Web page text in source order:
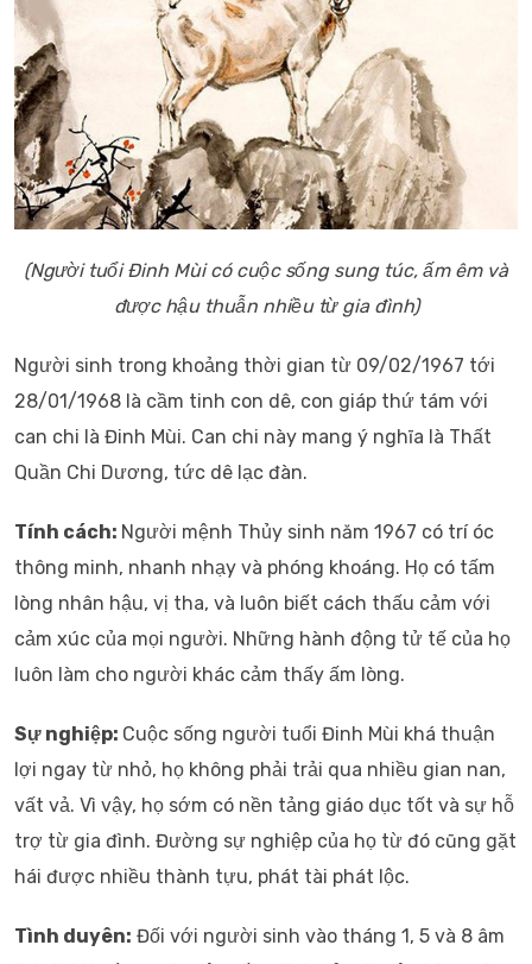
(Người tuổi Đinh Mùi có cuộc sống sung túc, ấm êm và
được hậu thuẫn nhiều từ gia đình)
Người sinh trong khoảng thời gian từ 09/02/1967 tới
28/01/1968 là cầm tinh con dê, con giáp thứ tám với
can chi là Đinh Mùi. Can chi này mang ý nghĩa là Thất
Quần Chi Dương, tức dê lạc đàn.
Tính cách: Người mệnh Thủy sinh năm 1967 có trí óc
thông minh, nhanh nhạy và phóng khoáng. Họ có tấm
lòng nhân hậu, vị tha, và luôn biết cách thấu cảm với
cảm xúc của mọi người. Những hành động tử tế của họ
luôn làm cho người khác cảm thấy ấm lòng.
Sự nghiệp: Cuộc sống người tuổi Đinh Mùi khá thuận
lợi ngay từ nhỏ, họ không phải trải qua nhiều gian nan,
vất vả. Vì vậy, họ sớm có nền tảng giáo dục tốt và sự hỗ
trợ từ gia đình. Đường sự nghiệp của họ từ đó cũng gặt
hái được nhiều thành tựu, phát tài phát lộc.
Tình duyên: Đối với người sinh vào tháng 1, 5 và 8 âm